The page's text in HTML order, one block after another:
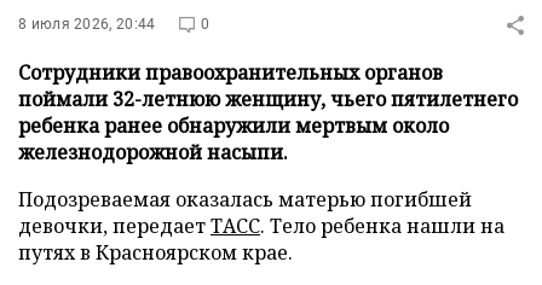
8 июля 2026, 20:44 0
Сотрудники правоохранительных органов
поймали 32-летнюю женщину, чьего пятилетнего
ребенка ранее обнаружили мертвым около
железнодорожной насыпи.
Подозреваемая оказалась матерью погибшей
девочки, передаетТАСС. Тело ребенка нашли на
путях в Красноярском крае.